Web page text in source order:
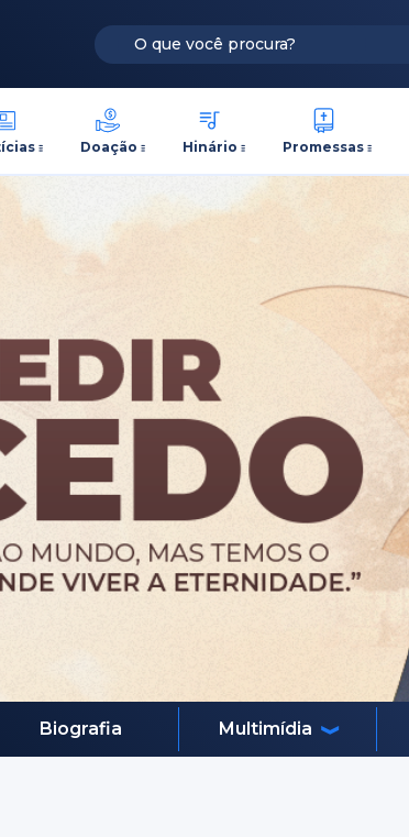
Doação Hinário Promessas
Biografia Multimídia